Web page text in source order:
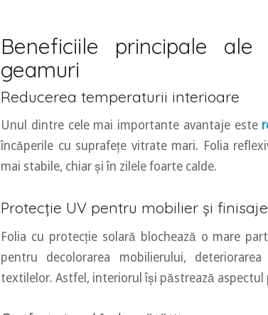
Beneficiile principale
geamuri
Reducerea temperaturii interioare
Unul dintre cele mai importante avantaje este
încăperile cu suprafețe vitrate mari. Folia
mai stabile, chiar și în zilele foarte calde.
Protecție UV pentru mobilier și finisaje
Folia cu protecție solară blochează o mare
pentru decolorarea mobilierului,
textilelor. Astfel, interiorul își păstrează